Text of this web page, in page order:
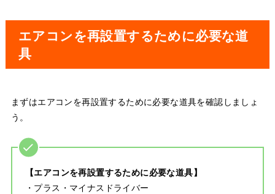
エアコンを再設置するために必要な道
具
まずはエアコンを再設置するために必要な道具を確認しましょ
う。
【エアコンを再設置するために必要な道具】
・プラス・マイナスドライバー